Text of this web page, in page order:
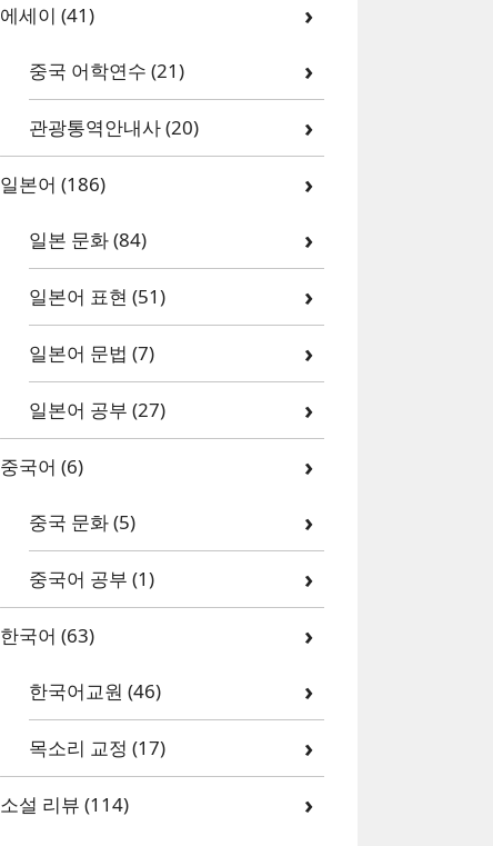
에세이 (41)
중국 어학연수 (21)
관광통역안내사(20)
일본어 (186)
일본 문화(84)
일본어 표현 (51)
일본어 문법 (7)
일본어 공부 (27)
중국어 (6)
중국 문화(5)
중국어 공부 (1)
한국어 (63)
한국어교원 (46)
목소리 교정 (17)
소설 리뷰 (114)